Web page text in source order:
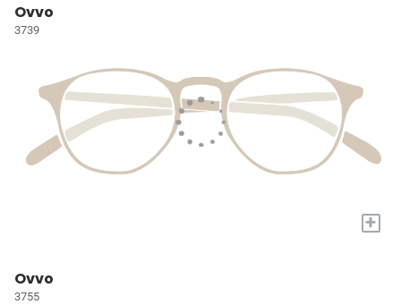
Ovvo
3739
+
Ovvo
3755